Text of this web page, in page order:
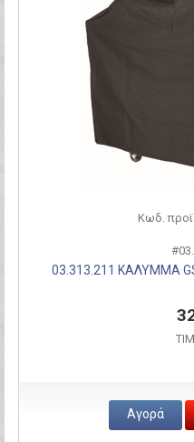
Κωδ.
03.313.211 ΚΑΛΥΜΜΑ
Αγορά